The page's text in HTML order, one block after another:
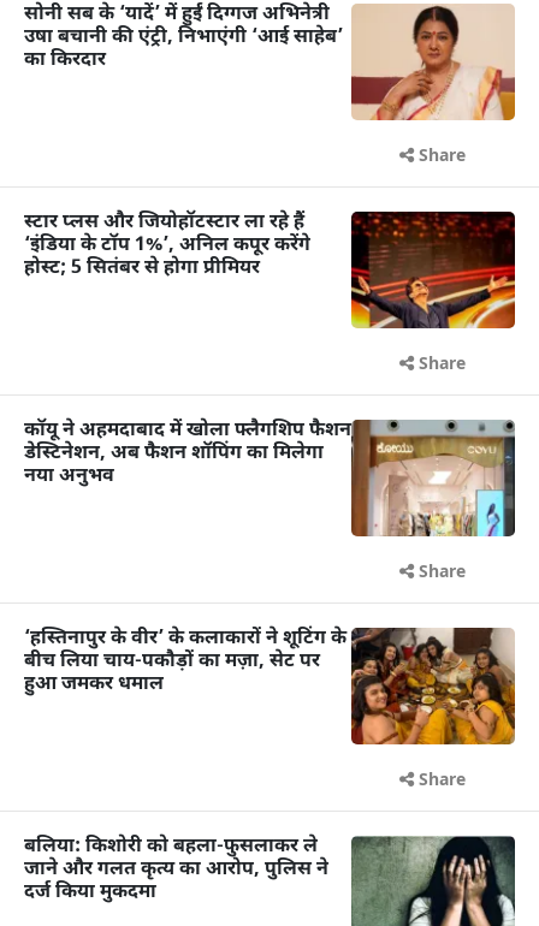
सोनी सब के ‘यादें’ में हुईं दिग्गज अभिनेत्री
उषा बचानी की एंट्री, निभाएंगी ‘आई साहेब’
का किरदार
Share
स्टार प्लस और जियोहॉटस्टार ला रहे हैं
‘इंडिया के टॉप 1%’, अनिल कपूर करेंगे
होस्ट; 5 सितंबर से होगा प्रीमियर
Share
कॉयू ने अहमदाबाद में खोला फ्लैगशिप फैशन
डेस्टिनेशन, अब फैशन शॉपिंग का मिलेगा
नया अनुभव
Share
‘हस्तिनापुर के वीर’ के कलाकारों ने शूटिंग के
बीच लिया चाय-पकौड़ों का मज़ा, सेट पर
हुआ जमकर धमाल
Share
बलिया: किशोरी को बहला-फुसलाकर ले
जाने और गलत कृत्य का आरोप, पुलिस ने
दर्ज किया मुकदमा